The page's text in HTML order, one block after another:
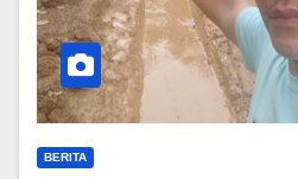
BERITA